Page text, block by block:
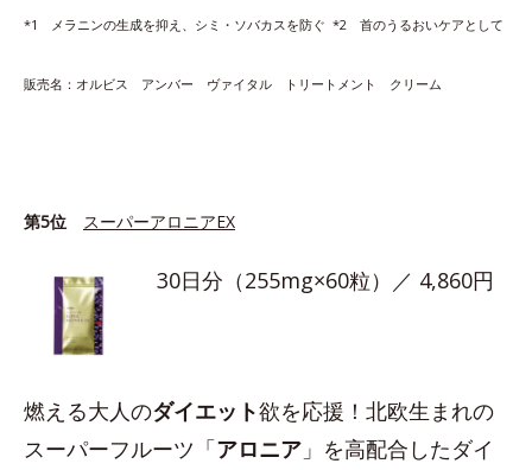
*1 メラニンの生成を抑え、シミ・ソバカスを防ぐ *2 首のうるおいケアとして
販売名：オルビス アンバー ヴァイタル トリートメント クリーム
第5位 スーパーアロニアEX
30日分（255mg×60粒）／ 4,860円
燃える大人のダイエット欲を応援！北欧生まれの
スーパーフルーツ「アロニア 」を高配合したダイ